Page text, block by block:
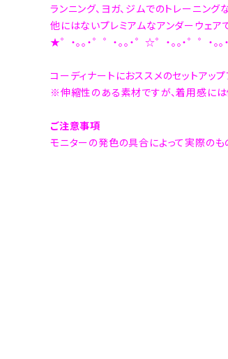
ランニング、ヨガ、ジムでのトレーニン
他にはないプレミアムなアンダーウェア
★゜・。。・゜゜・。。・゜☆゜・。。・゜゜・。
コーディナートにおススメのセットアッ
※伸縮性のある素材ですが、着用感には
ご注意事項
モニターの発色の具合によって実際のも